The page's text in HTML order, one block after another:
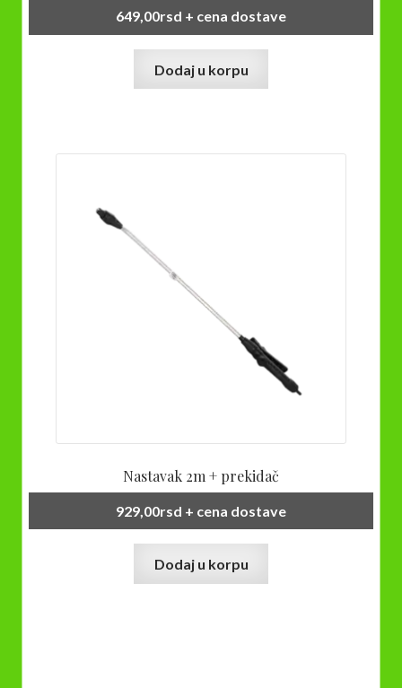
649,00rsd + cena dostave
Dodaj u korpu
Nastavak 2m + prekidač
929,00rsd + cena dostave
Dodaj u korpu